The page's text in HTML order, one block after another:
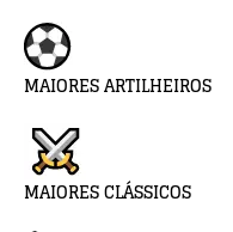
MAIORES ARTILHEIROS
MAIORES CLÁSSICOS